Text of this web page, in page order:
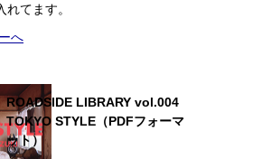
てます。
へ
ROADSIDE LIBRARY vol.004
TOKYO STYLE（PDFフォーマ
ット）